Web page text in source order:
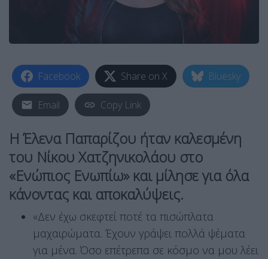
Facebook Share on X Bluesky
Email Copy Link
H Έλενα Παπαρίζου ήταν καλεσμένη
του Νίκου Χατζηνικολάου στο
«Ενώπιος Ενωπίω» και μίλησε για όλα
κάνοντας και αποκαλύψεις.
«Δεν έχω σκεφτεί ποτέ τα πισώπλατα
μαχαιρώματα. Έχουν γράψει πολλά ψέματα
για μένα. Όσο επέτρεπα σε κόσμο να μου λέει